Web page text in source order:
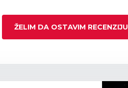
ŽELIM DA OSTAVIM RECENZIJU